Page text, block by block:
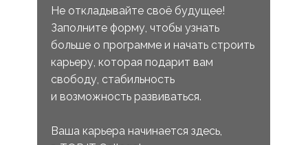
Не откладывайте своё будущее!
Заполните форму, чтобы узнать
больше о программе и начать строить
карьеру, которая подарит вам
свободу, стабильность
и возможность развиваться.
Ваша карьера начинается здесь,